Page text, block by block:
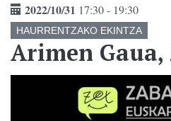
2022/10/31 17:30 - 19:30
HAURRENTZAKO EKINTZA
Arimen